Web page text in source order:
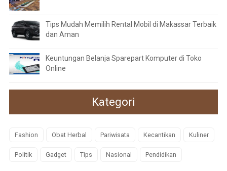
Tips Mudah Memilih Rental Mobil di Makassar Terbaik
dan Aman
Keuntungan Belanja Sparepart Komputer di Toko
Online
Kategori
Fashion Obat Herbal Pariwisata Kecantikan Kuliner
Politik Gadget Tips Nasional Pendidikan